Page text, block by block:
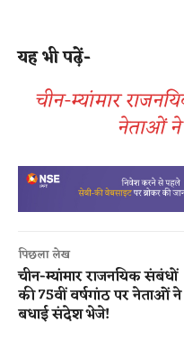
यह भी पढ़ें-
चीन-म्यांमार
नेताओं
पिछला लेख
चीन-म्यांमार राजनयिक संबंधों
की 75वीं वर्षगांठ पर नेताओं ने
बधाई संदेश भेजे​!